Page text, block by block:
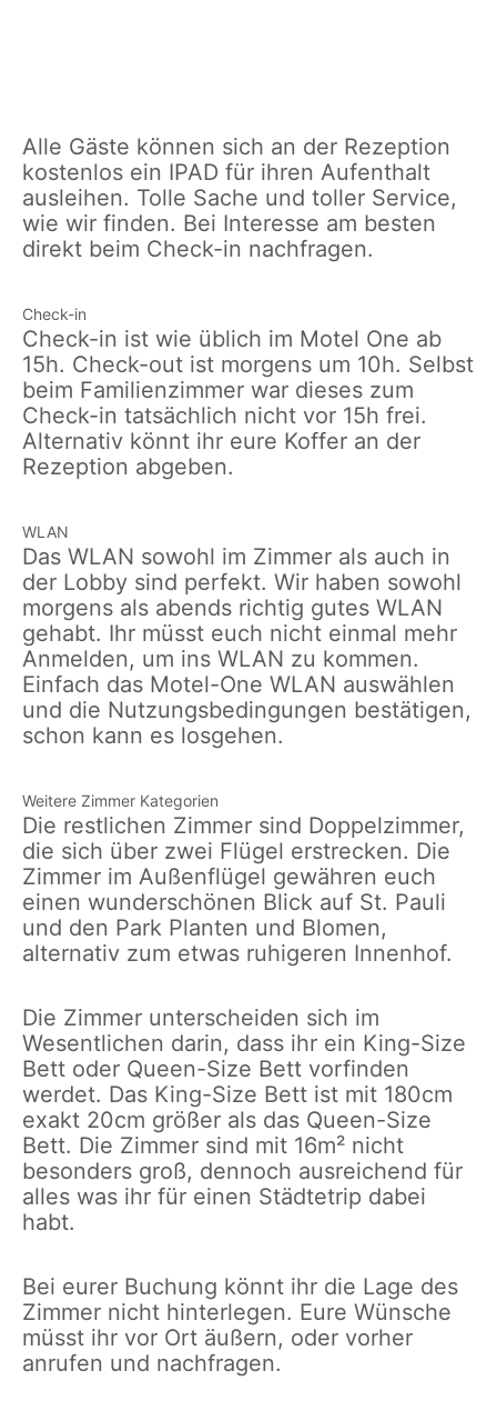
Alle Gäste können sich an der Rezeption
kostenlos ein IPAD für ihren Aufenthalt
ausleihen. Tolle Sache und toller Service,
wie wir finden. Bei Interesse am besten
direkt beim Check-in nachfragen.
Check-in
Check-in ist wie üblich im Motel One ab
15h. Check-out ist morgens um 10h. Selbst
beim Familienzimmer war dieses zum
Check-in tatsächlich nicht vor 15h frei.
Alternativ könnt ihr eure Koffer an der
Rezeption abgeben.
WLAN
Das WLAN sowohl im Zimmer als auch in
der Lobby sind perfekt. Wir haben sowohl
morgens als abends richtig gutes WLAN
gehabt. Ihr müsst euch nicht einmal mehr
Anmelden, um ins WLAN zu kommen.
Einfach das Motel-One WLAN auswählen
und die Nutzungsbedingungen bestätigen,
schon kann es losgehen.
Weitere Zimmer Kategorien
Die restlichen Zimmer sind Doppelzimmer,
die sich über zwei Flügel erstrecken. Die
Zimmer im Außenflügel gewähren euch
einen wunderschönen Blick auf St. Pauli
und den Park Planten und Blomen,
alternativ zum etwas ruhigeren Innenhof.
Die Zimmer unterscheiden sich im
Wesentlichen darin, dass ihr ein King-Size
Bett oder Queen-Size Bett vorfinden
werdet. Das King-Size Bett ist mit 180cm
exakt 20cm größer als das Queen-Size
Bett. Die Zimmer sind mit 16m² nicht
besonders groß, dennoch ausreichend für
alles was ihr für einen Städtetrip dabei
habt.
Bei eurer Buchung könnt ihr die Lage des
Zimmer nicht hinterlegen. Eure Wünsche
müsst ihr vor Ort äußern, oder vorher
anrufen und nachfragen.